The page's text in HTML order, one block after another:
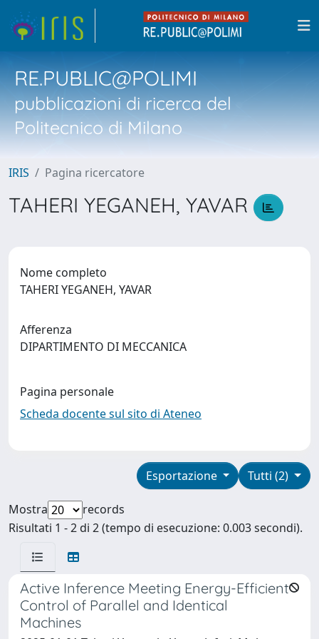
RE.PUBLIC@POLIMI
pubblicazioni di ricerca del
Politecnico di Milano
IRIS Pagina ricercatore
TAHERI YEGANEH, YAVAR
Nome completo
TAHERI YEGANEH, YAVAR
Afferenza
DIPARTIMENTO DI MECCANICA
Pagina personale
Scheda docente sul sito di Ateneo
Tutti (2)
Esportazione
Mostra
records
Risultati 1 - 2 di 2 (tempo di esecuzione: 0.003 secondi).
Active Inference Meeting Energy-Efficient
Control of Parallel and Identical
Machines